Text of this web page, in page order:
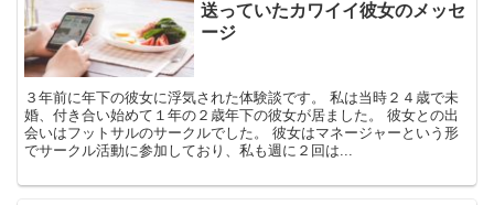
送っていたカワイイ彼女のメッセ
ージ
３年前に年下の彼女に浮気された体験談です。 私は当時２４歳で未
婚、付き合い始めて１年の２歳年下の彼女が居ました。 彼女との出
会いはフットサルのサークルでした。 彼女はマネージャーという形
でサークル活動に参加しており、私も週に２回は...